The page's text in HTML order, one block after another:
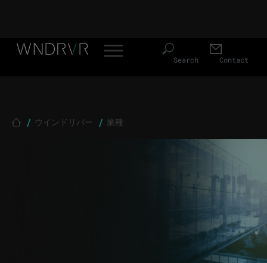
Skip to main content
Header Menu JP Search Contact
Breadcrumb
ウインドリバー 業種